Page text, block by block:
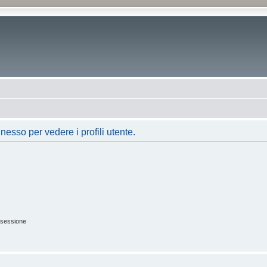
per vedere i profili utente.